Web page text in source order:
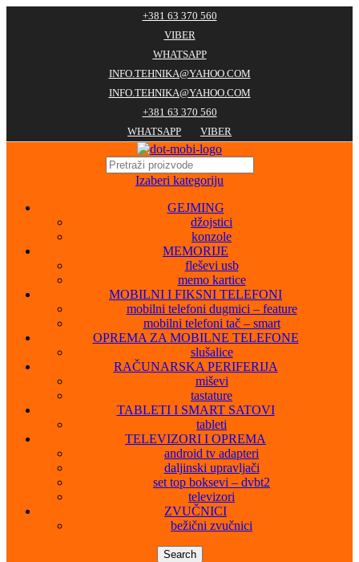
+381 63 370 560
VIBER
WHATSAPP
INFO.TEHNIKA@YAHOO.COM
INFO.TEHNIKA@YAHOO.COM
+381 63 370 560
WHATSAPP
VIBER
Izaberi kategoriju
GEJMING
džojstici
konzole
MEMORIJE
fleševi usb
memo kartice
MOBILNI I FIKSNI TELEFONI
mobilni telefoni dugmici – feature
mobilni telefoni tač – smart
OPREMA ZA MOBILNE TELEFONE
slušalice
RAČUNARSKA PERIFERIJA
miševi
tastature
TABLETI I SMART SATOVI
tableti
TELEVIZORI I OPREMA
android tv adapteri
daljinski upravljači
set top boksevi – dvbt2
televizori
ZVUČNICI
bežični zvučnici
Search